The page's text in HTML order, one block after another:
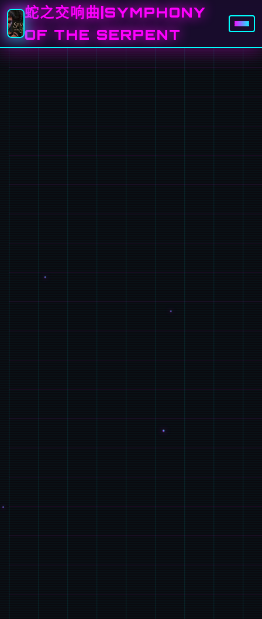
蛇之交响曲|SYMPHONY
OF THE SERPENT